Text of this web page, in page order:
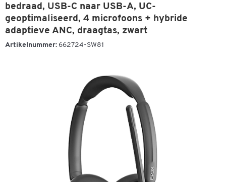
bedraad, USB-C naar USB-A, UC-
geoptimaliseerd, 4 microfoons + hybride
adaptieve ANC, draagtas, zwart
Artikelnummer: 662724-SW81